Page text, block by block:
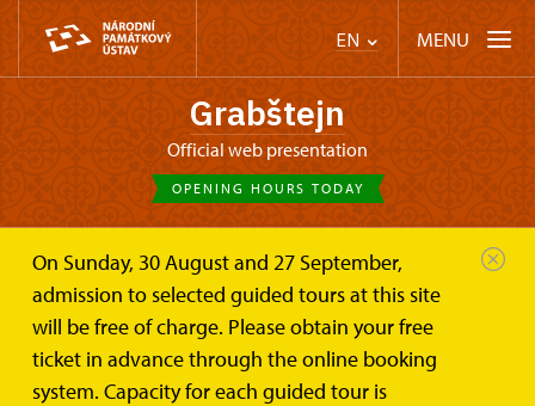
EN MENU
Grabštejn
Official web presentation
OPENING HOURS TODAY
On Sunday, 30 August and 27 September,
admission to selected guided tours at this site
will be free of charge. Please obtain your free
ticket in advance through the online booking
system. Capacity for each guided tour is
Castle Café Plan your visit Rules for visitors
Rules for visitors to the heritage
site of the State Castle Grabštejn